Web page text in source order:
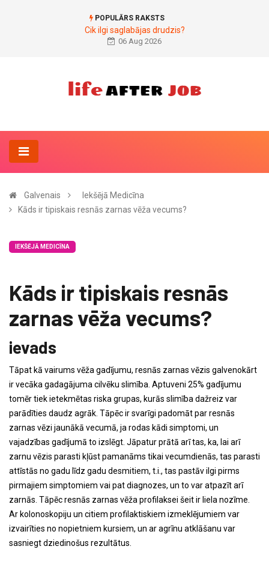
POPULĀRS RAKSTS
Cik ilgi saglabājas drudzis?
06 Aug 2026
Galvenais
Iekšējā Medicīna
Kāds ir tipiskais resnās zarnas vēža vecums?
IEKŠĒJĀ MEDICĪNA
Kāds ir tipiskais resnās
zarnas vēža vecums?
ievads
Tāpat kā vairums vēža gadījumu, resnās zarnas vēzis galvenokārt
ir vecāka gadagājuma cilvēku slimība. Aptuveni 25% gadījumu
tomēr tiek ietekmētas riska grupas, kurās slimība dažreiz var
parādīties daudz agrāk. Tāpēc ir svarīgi padomāt par resnās
zarnas vēzi jaunākā vecumā, ja rodas kādi simptomi, un
vajadzības gadījumā to izslēgt. Jāpatur prātā arī tas, ka, lai arī
zarnu vēzis parasti kļūst pamanāms tikai vecumdienās, tas parasti
attīstās no gadu līdz gadu desmitiem, t.i., tas pastāv ilgi pirms
pirmajiem simptomiem vai pat diagnozes, un to var atpazīt arī
zarnās. Tāpēc resnās zarnas vēža profilaksei šeit ir liela nozīme.
Ar kolonoskopiju un citiem profilaktiskiem izmeklējumiem var
izvairīties no nopietniem kursiem, un ar agrīnu atklāšanu var
sasniegt dziedinošus rezultātus.